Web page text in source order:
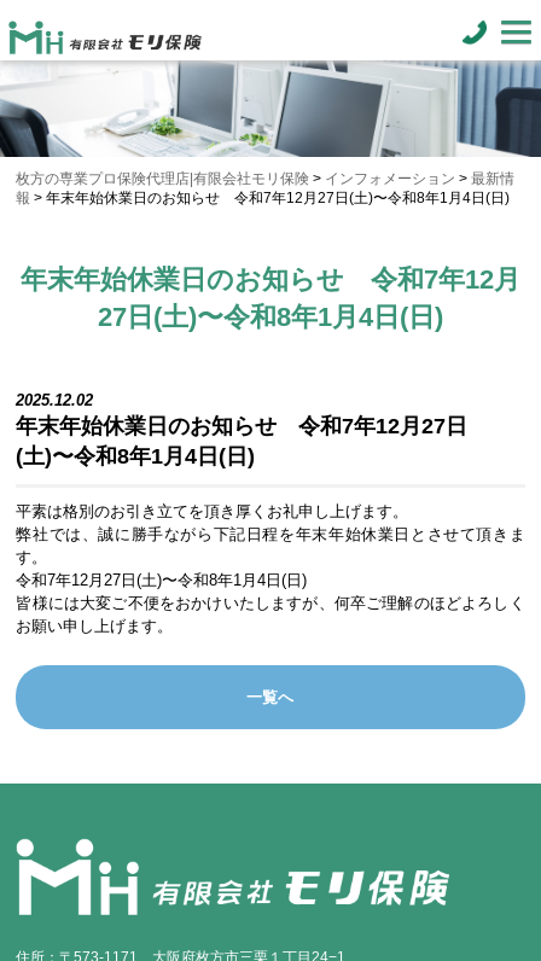
枚方の専業プロ保険代理店|有限会社モリ保険 > インフォメーション >最新情
報 >年末年始休業日のお知らせ 令和7年12月27日(土)〜令和8年1月4日(日)
年末年始休業日のお知らせ 令和7年12月
27日(土)〜令和8年1月4日(日)
2025.12.02
年末年始休業日のお知らせ 令和7年12月27日
(土)〜令和8年1月4日(日)
平素は格別のお引き立てを頂き厚くお礼申し上げます。
弊社では、誠に勝手ながら下記日程を年末年始休業日とさせて頂きま
す。
令和7年12月27日(土)〜令和8年1月4日(日)
皆様には大変ご不便をおかけいたしますが、何卒ご理解のほどよろしく
お願い申し上げます。
一覧へ
住所：〒573-1171 大阪府枚方市三栗１丁目24−1